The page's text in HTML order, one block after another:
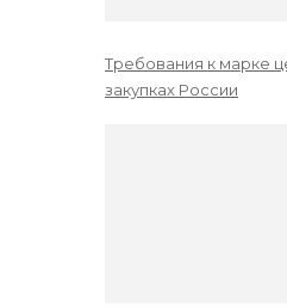
Требования к марке
закупках России